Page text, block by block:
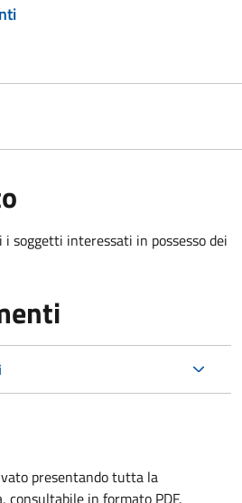
soggetti interessati in possesso dei
presentando tutta la
consultabile in formato PDF.